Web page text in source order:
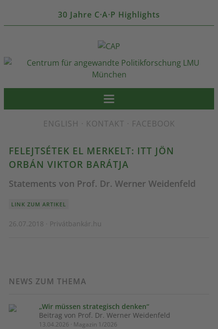
30 Jahre C·A·P Highlights
ENGLISH · KONTAKT · FACEBOOK
FELEJTSÉTEK EL MERKELT: ITT JÖN
ORBÁN VIKTOR BARÁTJA
Statements von Prof. Dr. Werner Weidenfeld
LINK ZUM ARTIKEL
26.07.2018 · Privátbankár.hu
NEWS ZUM THEMA
„Wir müssen strategisch denken“
Beitrag von Prof. Dr. Werner Weidenfeld
13.04.2026 · Magazin 1/2026